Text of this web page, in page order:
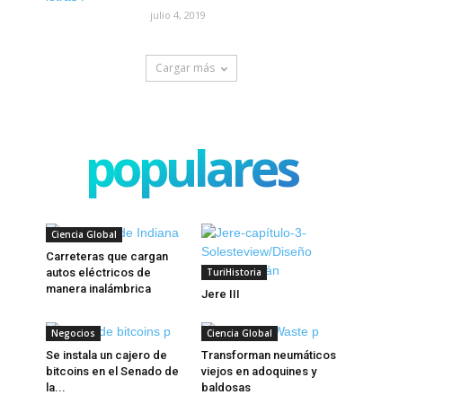
julio 4, 2019
Cargar más
populares
Ciencia Global
Carreteras que cargan
autos eléctricos de
manera inalámbrica
TuriHistoria
Jere III
Negocios
Se instala un cajero de
bitcoins en el Senado de
la...
Ciencia Global
Transforman neumáticos
viejos en adoquines y
baldosas